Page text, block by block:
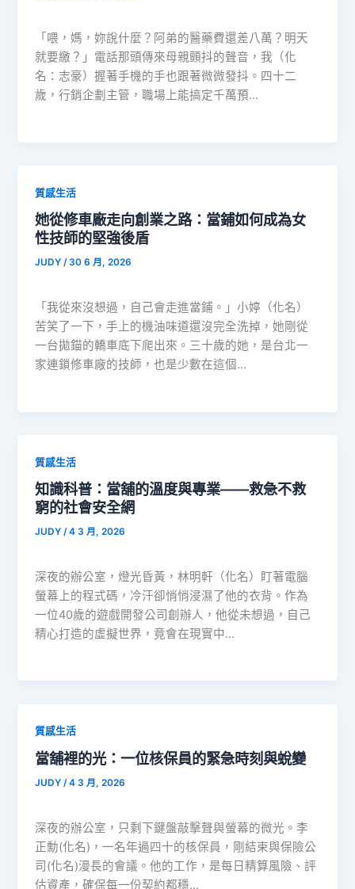
「喂，媽，妳說什麼？阿弟的醫藥費還差八萬？明天
就要繳？」電話那頭傳來母親顫抖的聲音，我（化
名：志豪）握著手機的手也跟著微微發抖。四十二
歲，行銷企劃主管，職場上能搞定千萬預…
質感生活
她從修車廠走向創業之路：當鋪如何成為女
性技師的堅強後盾
JUDY/30 6 月, 2026
「我從來沒想過，自己會走進當鋪。」小婷（化名）
苦笑了一下，手上的機油味道還沒完全洗掉，她剛從
一台拋錨的轎車底下爬出來。三十歲的她，是台北一
家連鎖修車廠的技師，也是少數在這個…
質感生活
知識科普：當舖的溫度與專業——救急不救
窮的社會安全網
JUDY/4 3 月, 2026
深夜的辦公室，燈光昏黃，林明軒（化名）盯著電腦
螢幕上的程式碼，冷汗卻悄悄浸濕了他的衣背。作為
一位40歲的遊戲開發公司創辦人，他從未想過，自己
精心打造的虛擬世界，竟會在現實中…
質感生活
當舖裡的光：一位核保員的緊急時刻與蛻變
JUDY/4 3 月, 2026
深夜的辦公室，只剩下鍵盤敲擊聲與螢幕的微光。李
正勳(化名)，一名年過四十的核保員，剛結束與保險公
司(化名)漫長的會議。他的工作，是每日精算風險、評
估資產，確保每一份契約都穩…